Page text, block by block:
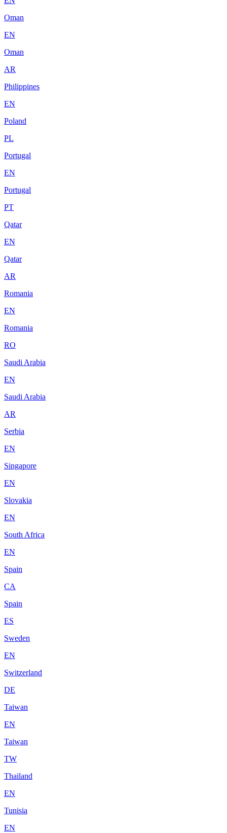
Oman
EN
Oman
AR
Philippines
EN
Poland
PL
Portugal
EN
Portugal
PT
Qatar
EN
Qatar
AR
Romania
EN
Romania
RO
Saudi Arabia
EN
Saudi Arabia
AR
Serbia
EN
Singapore
EN
Slovakia
EN
South Africa
EN
Spain
CA
Spain
ES
Sweden
EN
Switzerland
DE
Taiwan
EN
Taiwan
TW
Thailand
EN
Tunisia
EN